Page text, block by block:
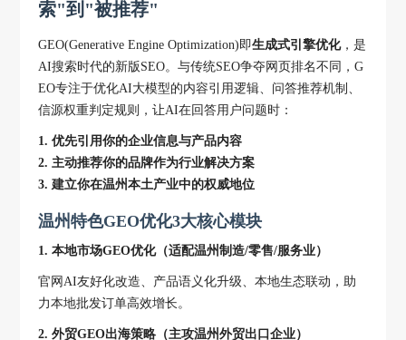
索"到"被推荐"
GEO(Generative Engine Optimization)即生成式引擎优化，是
AI搜索时代的新版SEO。与传统SEO争夺网页排名不同，G
EO专注于优化AI大模型的内容引用逻辑、问答推荐机制、
信源权重判定规则，让AI在回答用户问题时：
1. 优先引用你的企业信息与产品内容
2. 主动推荐你的品牌作为行业解决方案
3. 建立你在温州本土产业中的权威地位
温州特色GEO优化3大核心模块
1. 本地市场GEO优化（适配温州制造/零售/服务业）
官网AI友好化改造、产品语义化升级、本地生态联动，助
力本地批发订单高效增长。
2. 外贸GEO出海策略（主攻温州外贸出口企业）